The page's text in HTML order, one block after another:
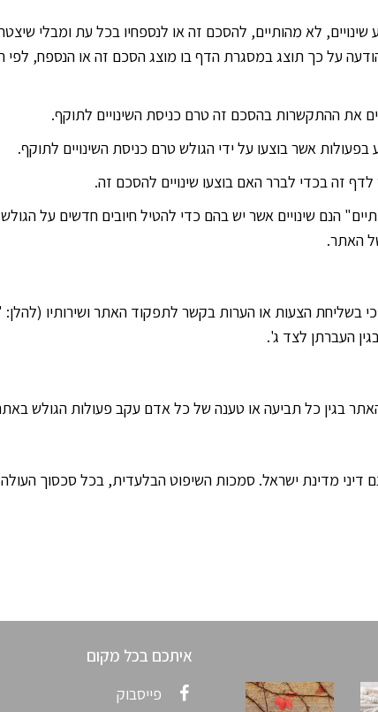
לא מהותיים, להסכם זה או לנספחיו בכל עת ומבלי
הנם שינויים אשר יש בהם כדי להטיל חיובים חדשים על
האתר.
בשליחת הצעות או הערות בקשר לתפקוד האתר ושירותיו
העברתן לצד ג'.
בגין כל תביעה או טענה של כל אדם עקב פעולות הגולש
דיני מדינת ישראל. סמכות השיפוט הבלעדית, בכל סכסוך
איתכם בכל מקום
פייסבוק